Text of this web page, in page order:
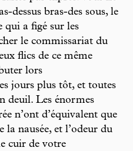
dessus bras-des sous, le
qui a figé sur les
le commissariat du
flics de ce même
lors
jours plus tôt, et toutes
deuil. Les énormes
n’ont d’équivalent que
la nausée, et l’odeur du
cuir de votre